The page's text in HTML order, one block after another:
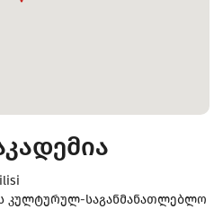
კულტურულ-საგანმანათლებლო